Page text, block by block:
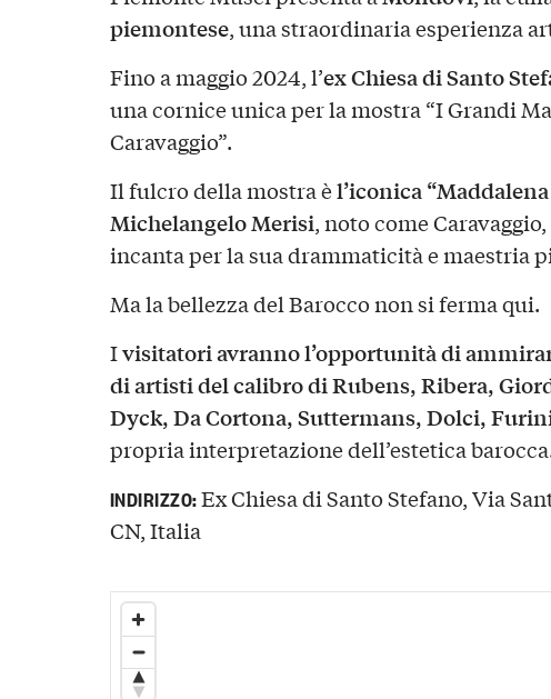
piemontese, una straordinaria esperienza
Fino a maggio 2024, l’ex Chiesa di Santo
una cornice unica per la mostra “I Grandi
Caravaggio”.
Il fulcro della mostra èl’iconica
Michelangelo Merisi, noto come
incanta per la sua drammaticità e maestria
Ma la bellezza del Barocco non si ferma qui.
Ivisitatori avranno l’opportunità di
di artisti del calibro di Rubens, Ribera,
Dyck, Da Cortona, Suttermans, Dolci,
propria interpretazione dell’estetica
INDIRIZZO:Ex Chiesa di Santo Stefano, Via
CN, Italia